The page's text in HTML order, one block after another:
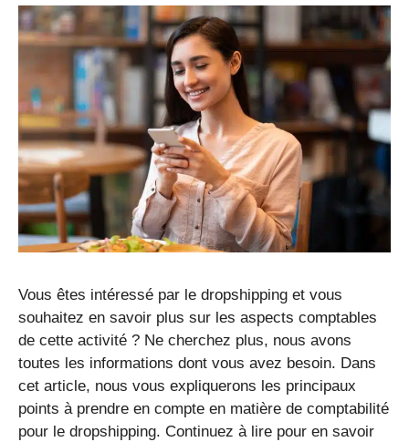
Vous êtes intéressé par le dropshipping et vous
souhaitez en savoir plus sur les aspects comptables
de cette activité ? Ne cherchez plus, nous avons
toutes les informations dont vous avez besoin. Dans
cet article, nous vous expliquerons les principaux
points à prendre en compte en matière de comptabilité
pour le dropshipping. Continuez à lire pour en savoir